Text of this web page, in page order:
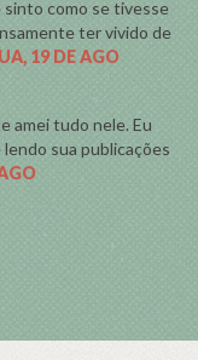
sinto como se tivesse
ter vivido de
19 DE AGO
amei tudo nele. Eu
sua publicações